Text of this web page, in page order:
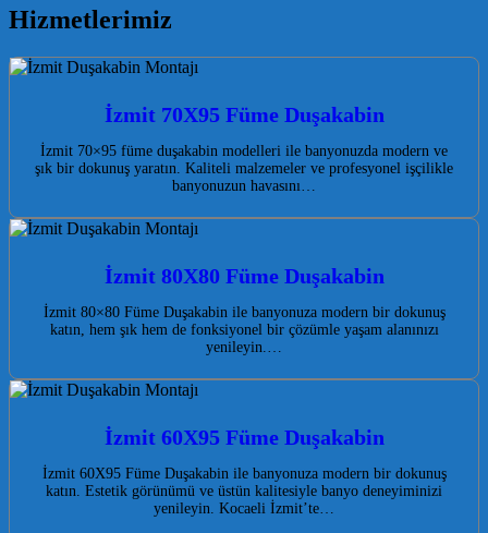
Hizmetlerimiz
İzmit 70X95 Füme Duşakabin
İzmit 70×95 füme duşakabin modelleri ile banyonuzda modern ve
şık bir dokunuş yaratın. Kaliteli malzemeler ve profesyonel işçilikle
banyonuzun havasını…
İzmit 80X80 Füme Duşakabin
İzmit 80×80 Füme Duşakabin ile banyonuza modern bir dokunuş
katın, hem şık hem de fonksiyonel bir çözümle yaşam alanınızı
yenileyin.…
İzmit 60X95 Füme Duşakabin
İzmit 60X95 Füme Duşakabin ile banyonuza modern bir dokunuş
katın. Estetik görünümü ve üstün kalitesiyle banyo deneyiminizi
yenileyin. Kocaeli İzmit’te…